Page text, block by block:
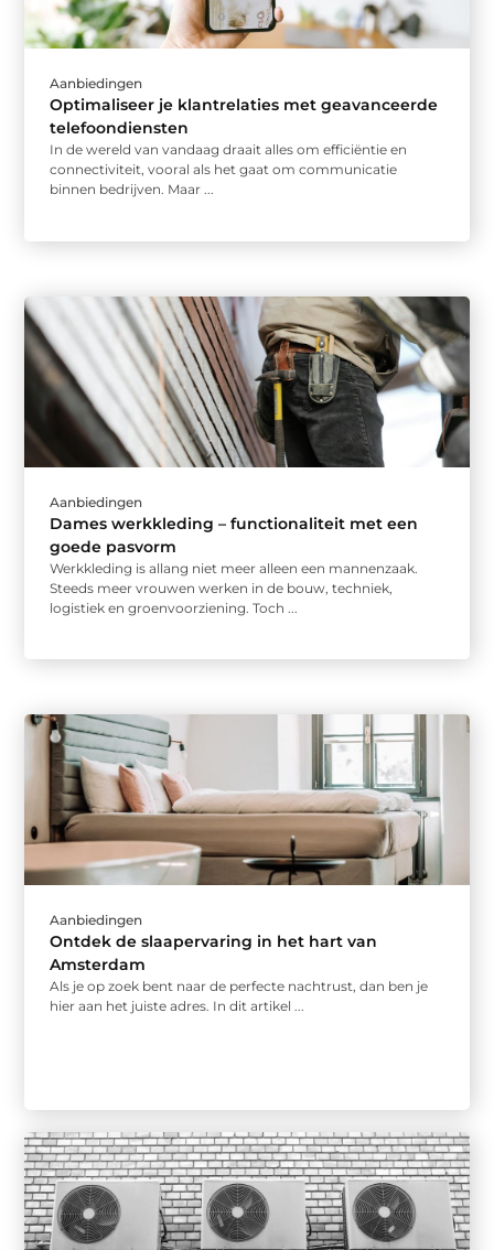
Aanbiedingen
Optimaliseer je klantrelaties met geavanceerde
telefoondiensten
In de wereld van vandaag draait alles om efficiëntie en
connectiviteit, vooral als het gaat om communicatie
binnen bedrijven. Maar ...
Aanbiedingen
Dames werkkleding – functionaliteit met een
goede pasvorm
Werkkleding is allang niet meer alleen een mannenzaak.
Steeds meer vrouwen werken in de bouw, techniek,
logistiek en groenvoorziening. Toch ...
Aanbiedingen
Ontdek de slaapervaring in het hart van
Amsterdam
Als je op zoek bent naar de perfecte nachtrust, dan ben je
hier aan het juiste adres. In dit artikel ...